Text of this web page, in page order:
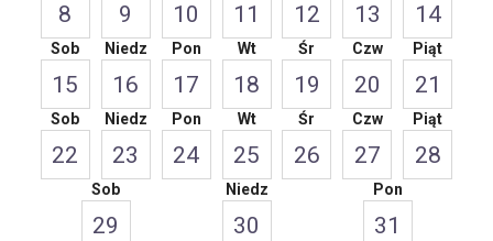
8 9 10 11 12 13 14
Sob
15
Niedz
16
Pon
17
Wt
18
Śr
19
Czw
20
Piąt
21
Sob
22
Niedz
23
Pon
24
Wt
25
Śr
26
Czw
27
Piąt
28
Sob
29
Niedz
30
Pon
31